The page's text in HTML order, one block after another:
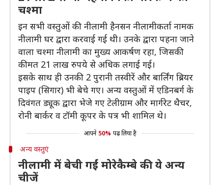
चश्मा
इन सभी वस्तुओं की नीलामी हैनसन नीलामीकर्ता नामक
नीलामी घर द्वारा करवाई गई थी। उनके द्वारा पहना जाने
वाला चश्मा नीलामी का मुख्य आकर्षण रहा, जिसकी
कीमत 21 लाख रुपये से अधिक लगाई गई।
इसके साथ ही उनकी 2 पुरानी तस्वीरें और बार्लिंग ब्रियर
पाइप (सिगार) भी बेचे गए। अन्य वस्तुओं में एडिनबर्ग के
दिवंगत ड्यूक द्वारा भेजे गए टेलीग्राम और मार्गरेट थैचर,
रोनी बार्कर व टॉमी कूपर के पत्र भी शामिल थे।
आपने 50% पढ़ लिया है
अन्य वस्तुएं
नीलामी में बेची गईं मोरेकैम्बे की ये अन्य
चीजें